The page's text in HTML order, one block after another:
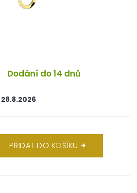
Dodání do 14 dnů
28.8.2026
PŘIDAT DO KOŠÍKU